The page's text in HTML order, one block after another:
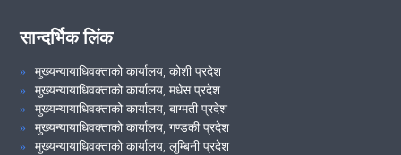
सान्दर्भिक लिंक
मुख्यन्यायाधिवक्ताको कार्यालय, कोशी प्रदेश
मुख्यन्यायाधिवक्ताको कार्यालय, मधेस प्रदेश
मुख्यन्यायाधिवक्ताको कार्यालय, बाग्मती प्रदेश
मुख्यन्यायाधिवक्ताको कार्यालय, गण्डकी प्रदेश
मुख्यन्यायाधिवक्ताको कार्यालय, लुम्बिनी प्रदेश